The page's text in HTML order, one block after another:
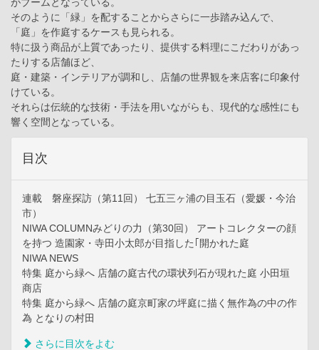
そのように「緑」を配することからさらに一歩踏み込んで、
「庭」を作庭するケースも見られる。
特に扱う商品が上質であったり、提供する料理にこだわりがあっ
たりする店舗ほど、
庭・建築・インテリアが調和し、店舗の世界観を来店客に印象付
けている。
それらは伝統的な技術・手法を用いながらも、現代的な感性にも
響く空間となっている。
目次
連載 磐座探訪（第11回） 七五三ヶ浦の目玉石（愛媛・今治
市）
NIWA COLUMNみどりの力（第30回） アートコレクターの顔
を持つ 造園家・寺田小太郎が目指した｢開かれた庭
NIWA NEWS
特集 庭から緑へ 店舗の庭古代の環状列石が現れた庭 小田垣
商店
特集 庭から緑へ 店舗の庭京町家の坪庭に描く無作為の中の作
為 となりの村田
さらに目次をよむ